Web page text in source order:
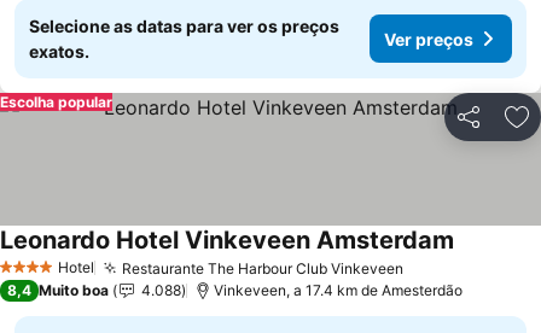
Selecione as datas para ver os preços
exatos.
Ver preços
Partilhar
Escolha popular
4 EstrelasHotel Restaurante The Harbour Club Vinkeveen
Leonardo Hotel Vinkeveen Amsterdam
8,4 Muito boa 4.088 Vinkeveen, a 17.4 km de Amesterdão